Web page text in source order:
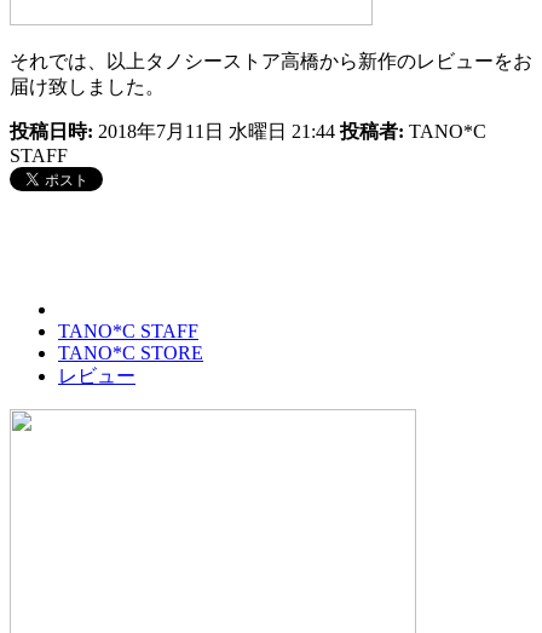
それでは、以上タノシーストア高橋から新作のレビューをお
届け致しました。
投稿日時: 2018年7月11日 水曜日 21:44 投稿者: TANO*C
STAFF
TANO*C STAFF
TANO*C STORE
レビュー